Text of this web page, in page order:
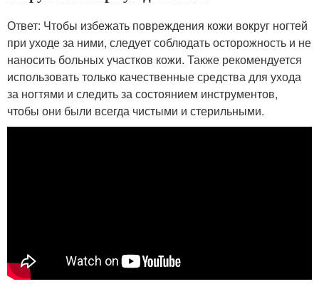
Ответ: Чтобы избежать повреждения кожи вокруг ногтей
при уходе за ними, следует соблюдать осторожность и не
наносить больных участков кожи. Также рекомендуется
использовать только качественные средства для ухода
за ногтями и следить за состоянием инструментов,
чтобы они были всегда чистыми и стерильными.